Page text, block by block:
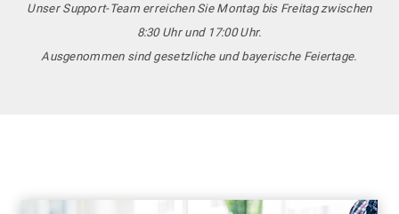
Unser Support-Team erreichen Sie Montag bis Freitag zwischen
8:30 Uhr und 17:00 Uhr.
Ausgenommen sind gesetzliche und bayerische Feiertage.